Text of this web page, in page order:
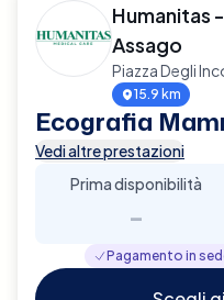
Humanitas
Assago
Piazza Degli
15.9 km
Ecografia
Vedi altre prestazioni
Prima disponibilità
-
Pagamento in